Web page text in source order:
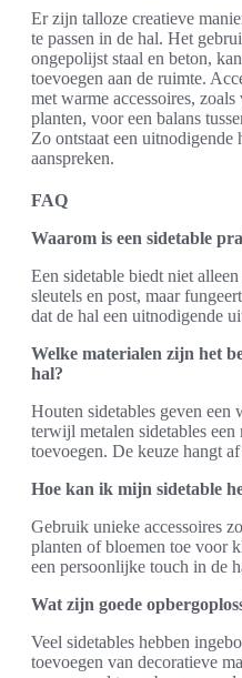
Er zijn talloze creatieve
te passen in de hal. Het
ongepolijst staal en beton,
toevoegen aan de ruimte.
met warme accessoires,
planten, voor een balans
Zo ontstaat een uitnodigende
aanspreken.
FAQ
Waarom is een sidetable
Een sidetable biedt niet
sleutels en post, maar
dat de hal een uitnodigende
Welke materialen zijn het
hal?
Houten sidetables geven
terwijl metalen sidetables een
toevoegen. De keuze hangt
Hoe kan ik mijn sidetable
Gebruik unieke accessoires
planten of bloemen toe voor
een persoonlijke touch in de
Wat zijn goede
Veel sidetables hebben
toevoegen van decoratieve